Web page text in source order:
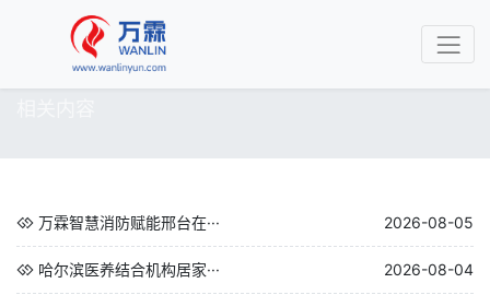
万霖智慧消防赋能邢台在··· 2026-08-05
哈尔滨医养结合机构居家··· 2026-08-04